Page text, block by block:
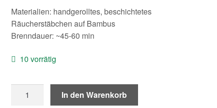
Materialien: handgerolltes, beschichtetes
Räucherstäbchen auf Bambus
Brenndauer: ~45-60 min
10 vorrätig
Räucherstäbchen
Satya
In den Warenkorb